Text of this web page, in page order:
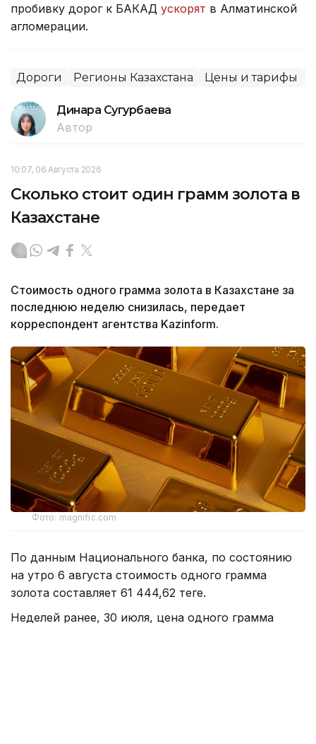
пробивку дорог к БАКАД ускорят в Алматинской
агломерации.
Дороги Регионы Казахстана Цены и тарифы
Динара Сугурбаева
Автор
10:07, 06 Августа 2026
Сколько стоит один грамм золота в
Казахстане
Стоимость одного грамма золота в Казахстане за
последнюю неделю снизилась, передает
корреспондент агентства Kazinform.
Фото: magnific.com
По данным Национального банка, по состоянию
на утро 6 августа стоимость одного грамма
золота составляет 61 444,62 теңге.
Неделей ранее, 30 июля, цена одного грамма